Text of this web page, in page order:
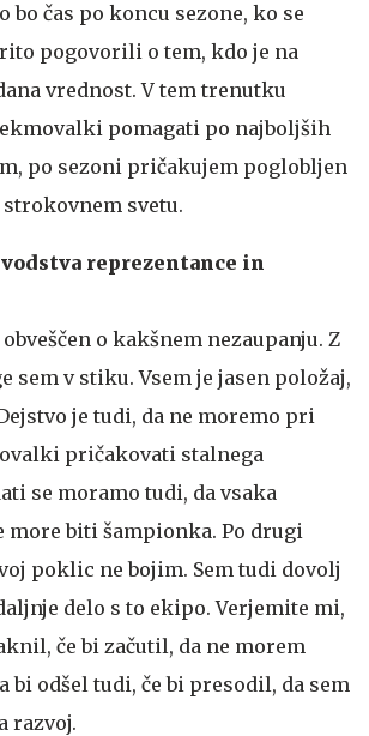
bo čas po koncu sezone, ko se
pogovorili o tem, kdo je na
vrednost. V tem trenutku
pomagati po najboljših
po sezoni pričakujem poglobljen
svetu.
reprezentance in
o kakšnem nezaupanju. Z
sem v stiku. Vsem je jasen položaj,
je tudi, da ne moremo pri
pričakovati stalnega
se moramo tudi, da vsaka
more biti šampionka. Po drugi
poklic ne bojim. Sem tudi dovolj
delo s to ekipo. Verjemite mi,
če bi začutil, da ne morem
bi odšel tudi, če bi presodil, da sem
razvoj.